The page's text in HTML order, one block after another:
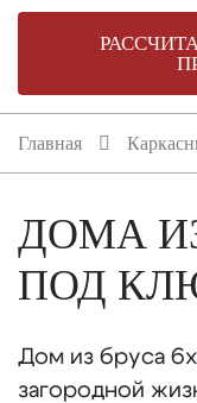
Главная
ДОМА
ПОД
Дом из бруса
загородной